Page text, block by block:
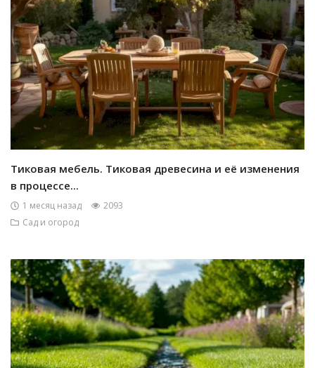
Тиковая мебель. Тиковая древесина и её изменения
в процессе...
1 месяц назад
2093
Сад и огород